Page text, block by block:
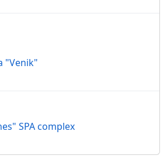
"Venik"
SPA complex